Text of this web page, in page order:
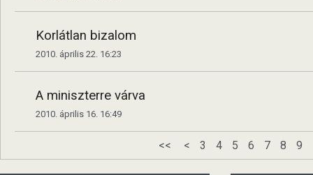
Korlátlan bizalom
2010. április 22. 16:23
A miniszterre várva
2010. április 16. 16:49
<< < 3 4 5 6 7 8 9